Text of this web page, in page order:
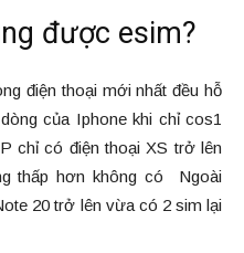
được esim?
điện thoại mới nhất đều hỗ
của Iphone khi chỉ cos1
chỉ có điện thoại XS trở lên
thấp hơn không có Ngoài
20 trở lên vừa có 2 sim lại